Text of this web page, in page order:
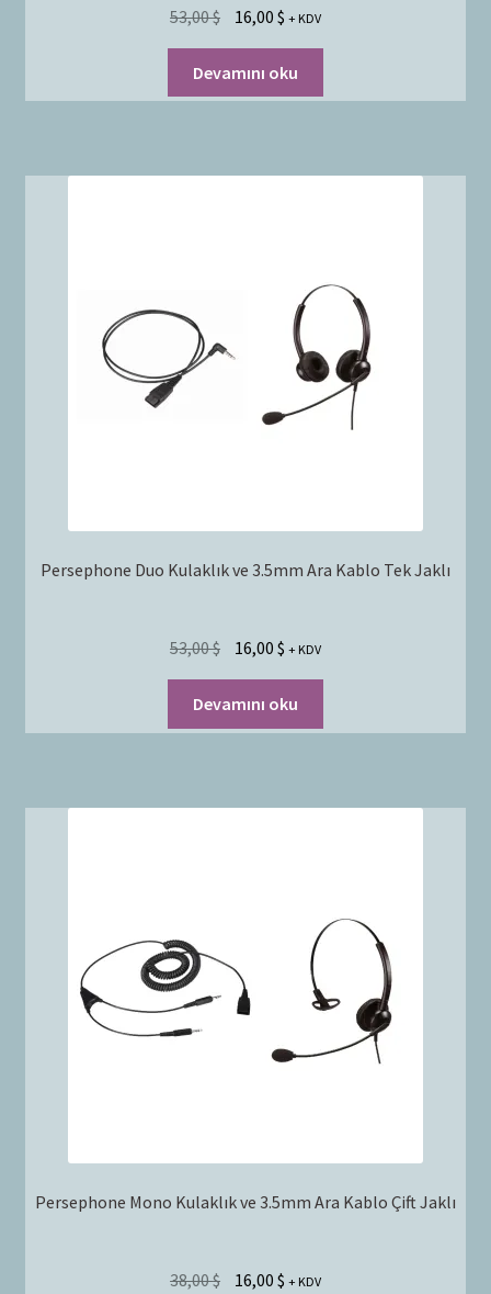
53,00$ 16,00 $ + KDV
Devamını oku
Persephone Duo Kulaklık ve 3.5mm Ara Kablo Tek Jaklı
53,00$ 16,00 $ + KDV
Devamını oku
Persephone Mono Kulaklık ve 3.5mm Ara Kablo Çift Jaklı
38,00$ 16,00 $ + KDV